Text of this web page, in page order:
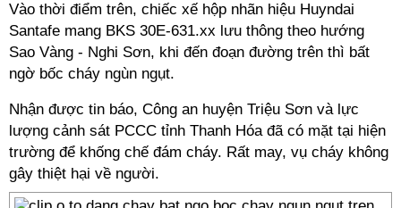
Vào thời điểm trên, chiếc xế hộp nhãn hiệu Huyndai
Santafe mang BKS 30E-631.xx lưu thông theo hướng
Sao Vàng - Nghi Sơn, khi đến đoạn đường trên thì bất
ngờ bốc cháy ngùn ngụt.
Nhận được tin báo, Công an huyện Triệu Sơn và lực
lượng cảnh sát PCCC tỉnh Thanh Hóa đã có mặt tại hiện
trường để khống chế đám cháy. Rất may, vụ cháy không
gây thiệt hại về người.